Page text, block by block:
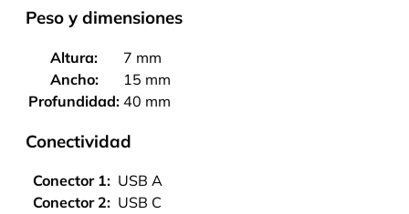
Peso y dimensiones
Altura:
7 mm
Ancho:
15 mm
Profundidad: 40 mm
Conectividad
Conector 1: USB A
Conector 2: USB C